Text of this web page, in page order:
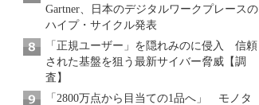
Gartner、日本のデジタルワークプレースの
ハイプ・サイクル発表
「正規ユーザー」を隠れみのに侵入 信頼
された基盤を狙う最新サイバー脅威【調
査】
「2800万点から目当ての1品へ」 モノタ